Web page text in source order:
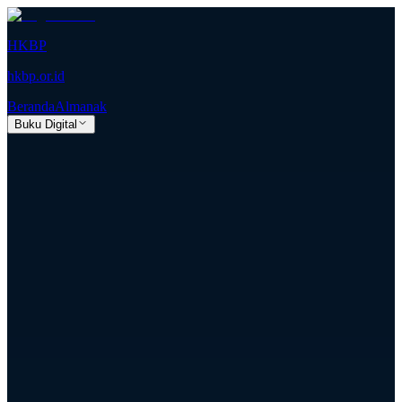
HKBP
hkbp.or.id
BerandaAlmanak
Buku Digital